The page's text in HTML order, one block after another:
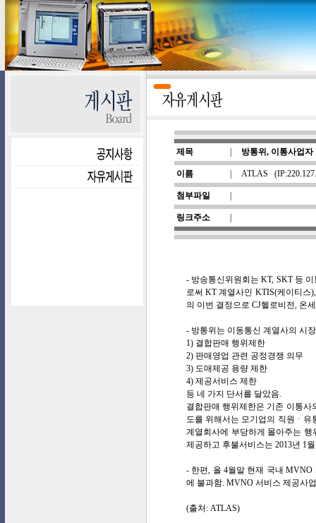
제목 방통위, 이통사업
이름 ATLAS
첨부파일
링크주소
- 방송통신위원회는 KT, SKT 등
로써 KT 계열사인 KTIS(케이티스
의 이번 결정으로 CJ헬로비전, 온
- 방통위는 이동통신 계열사의 시
1) 결합판매 행위제한
2) 판매영업 관련 공정경쟁 의무
3) 도매제공 용량 제한
4) 제공서비스 제한
등 네 가지 단서를 달았음.
결합판매 행위제한은 기존 이통
도를 위해서는 모기업의 직원ㆍ
계열회사에 부당하게 몰아주는
제공하고 후불서비스는 2013년 1
- 한편, 올 4월말 현재 국내 MVNO
에 불과함. MVNO 서비스 제공사
(출처: ATLAS)